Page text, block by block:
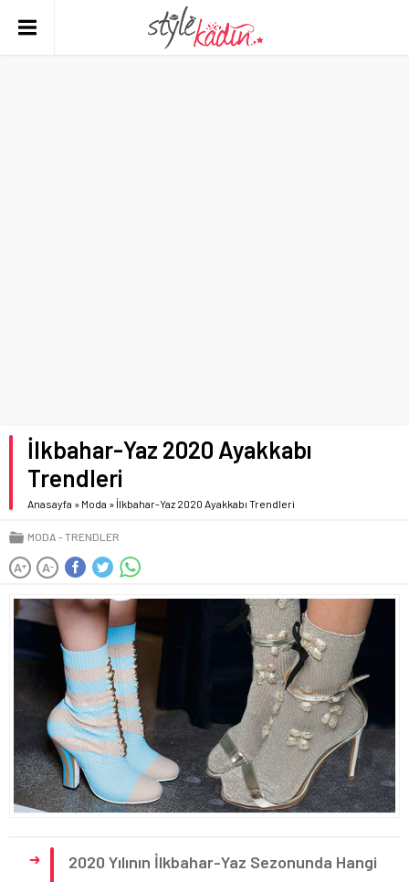
İlkbahar-Yaz 2020 Ayakkabı
Trendleri
Anasayfa » Moda » İlkbahar-Yaz 2020 Ayakkabı Trendleri
MODA TRENDLER
A+ A-
2020 Yılının İlkbahar-Yaz Sezonunda Hangi